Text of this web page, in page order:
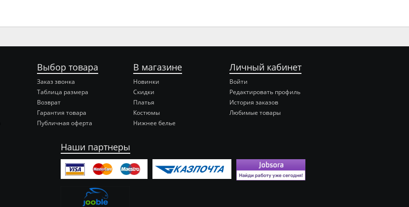
Выбор товара
Заказ звонка
Таблица размера
Возврат
Гарантия товара
Публичная оферта
В магазине
Новинки
Скидки
Платья
Костюмы
Нижнее белье
Личный кабинет
Войти
Редактировать профиль
История заказов
Любимые товары
Наши партнеры